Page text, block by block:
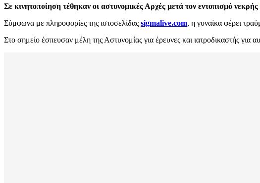
Σε κινητοποίηση τέθηκαν οι αστυνομικές Αρχές μετά τον εντοπισμό νεκρής
Σύμφωνα με πληροφορίες της ιστοσελίδας sigmalive.com, η γυναίκα φέρει
Στο σημείο έσπευσαν μέλη της Αστυνομίας για έρευνες και ιατροδικαστής για